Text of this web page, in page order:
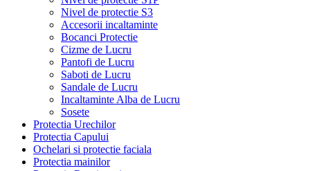
Nivel de protectie S3
Accesorii incaltaminte
Bocanci Protectie
Cizme de Lucru
Pantofi de Lucru
Saboti de Lucru
Sandale de Lucru
Incaltaminte Alba de Lucru
Sosete
Protectia Urechilor
Protectia Capului
Ochelari si protectie faciala
Protectia mainilor